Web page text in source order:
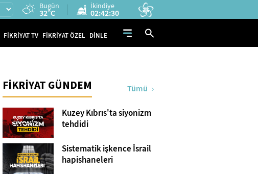
Bugün
32°C
İkindiye
02:42:28
FİKRİYAT TV FİKRİYAT ÖZEL DİNLE
FİKRİYAT GÜNDEM Tümü
Kuzey Kıbrıs'ta siyonizm
tehdidi
Sistematik işkence İsrail
hapishaneleri